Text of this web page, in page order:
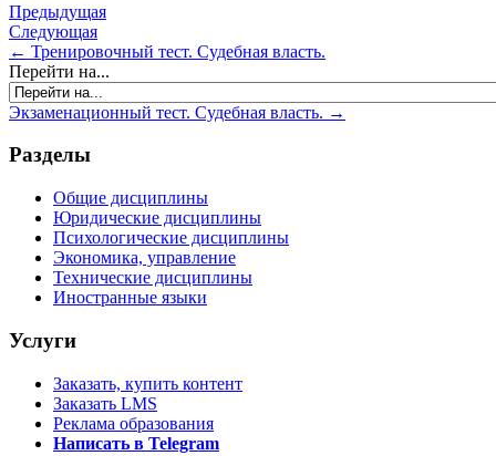
Предыдущая
Следующая
← Тренировочный тест. Судебная власть.
Перейти на...
Экзаменационный тест. Судебная власть. →
Разделы
Общие дисциплины
Юридические дисциплины
Психологические дисциплины
Экономика, управление
Технические дисциплины
Иностранные языки
Услуги
Заказать, купить контент
Заказать LMS
Реклама образования
Написать в Telegram